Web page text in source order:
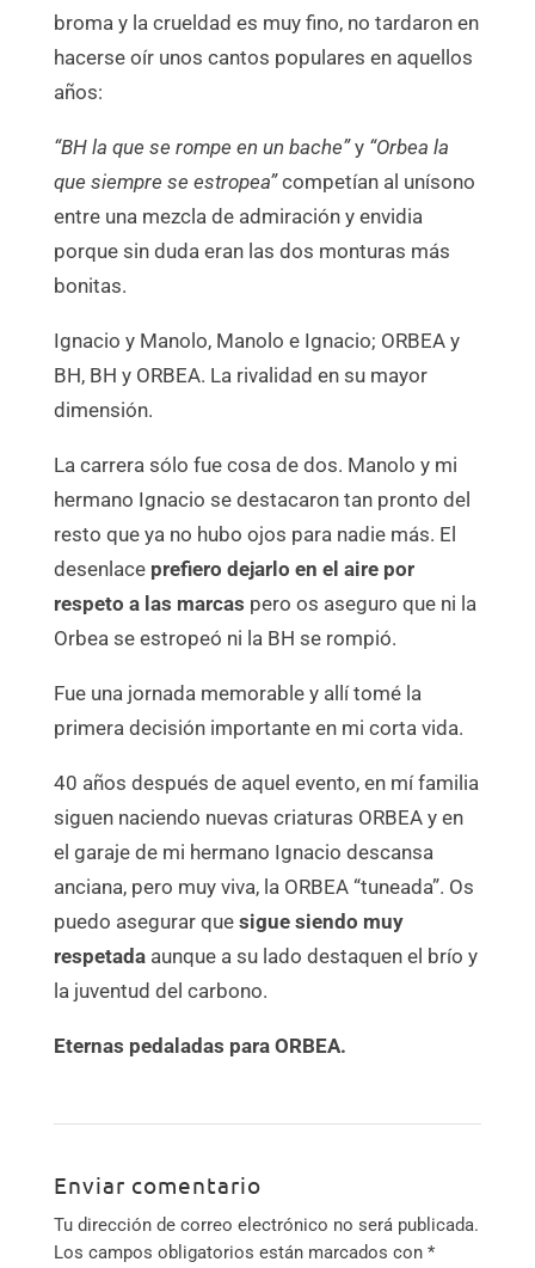
broma y la crueldad es muy fino, no tardaron en
hacerse oír unos cantos populares en aquellos
años:
“BH la que se rompe en un bache”y “Orbea la
que siempre se estropea”competían al unísono
entre una mezcla de admiración y envidia
porque sin duda eran las dos monturas más
bonitas.
Ignacio y Manolo, Manolo e Ignacio; ORBEA y
BH, BH y ORBEA. La rivalidad en su mayor
dimensión.
La carrera sólo fue cosa de dos. Manolo y mi
hermano Ignacio se destacaron tan pronto del
resto que ya no hubo ojos para nadie más. El
desenlace prefiero dejarlo en el aire por
respeto a las marcas pero os aseguro que ni la
Orbea se estropeó ni la BH se rompió.
Fue una jornada memorable y allí tomé la
primera decisión importante en mi corta vida.
40 años después de aquel evento, en mí familia
siguen naciendo nuevas criaturas ORBEA y en
el garaje de mi hermano Ignacio descansa
anciana, pero muy viva, la ORBEA “tuneada”. Os
puedo asegurar que sigue siendo muy
respetadaaunque a su lado destaquen el brío y
la juventud del carbono.
Eternas pedaladas para ORBEA.
Enviar comentario
Tu dirección de correo electrónico no será publicada.
Los campos obligatorios están marcados con *